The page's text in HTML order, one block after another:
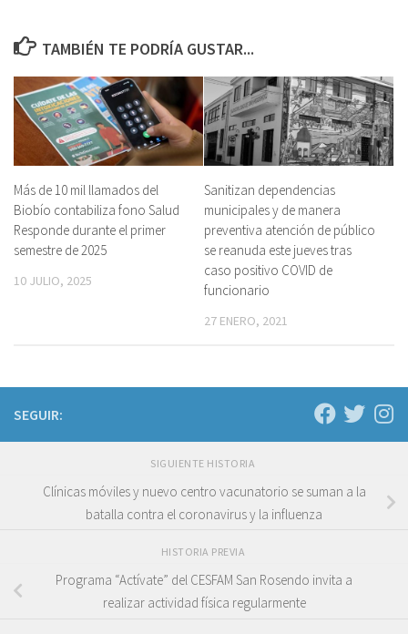
TAMBIÉN TE PODRÍA GUSTAR...
Más de 10 mil llamados del
Biobío contabiliza fono Salud
Responde durante el primer
semestre de 2025
10 JULIO, 2025
Sanitizan dependencias
municipales y de manera
preventiva atención de público
se reanuda este jueves tras
caso positivo COVID de
funcionario
27 ENERO, 2021
SEGUIR:
SIGUIENTE HISTORIA
Clínicas móviles y nuevo centro vacunatorio se suman a la
batalla contra el coronavirus y la influenza
HISTORIA PREVIA
Programa “Actívate” del CESFAM San Rosendo invita a
realizar actividad física regularmente